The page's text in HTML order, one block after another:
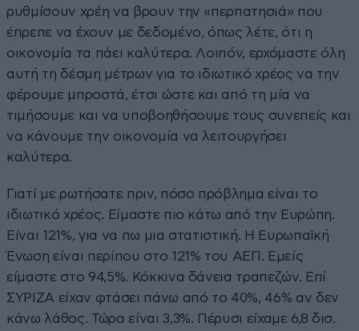
ρυθμίσουν χρέη να βρουν την «περπατησιά» που
έπρεπε να έχουν με δεδομένο, όπως λέτε, ότι η
οικονομία τα πάει καλύτερα. Λοιπόν, ερχόμαστε όλη
αυτή τη δέσμη μέτρων για το ιδιωτικό χρέος να την
φέρουμε μπροστά, έτσι ώστε και από τη μία να
τιμήσουμε και να υποβοηθήσουμε τους συνεπείς και
να κάνουμε την οικονομία να λειτουργήσει
καλύτερα.
Γιατί με ρωτήσατε πριν, πόσο πρόβλημα είναι το
ιδιωτικό χρέος. Είμαστε πιο κάτω από την Ευρώπη.
Είναι 121%, για να πω μια στατιστική. Η Ευρωπαϊκή
Ένωση είναι περίπου στο 121% του ΑΕΠ. Εμείς
είμαστε στο 94,5%. Κόκκινα δάνεια τραπεζών. Επί
ΣΥΡΙΖΑ είχαν φτάσει πάνω από το 40%, 46% αν δεν
κάνω λάθος. Τώρα είναι 3,3%. Πέρυσι είχαμε 6,8 δισ.